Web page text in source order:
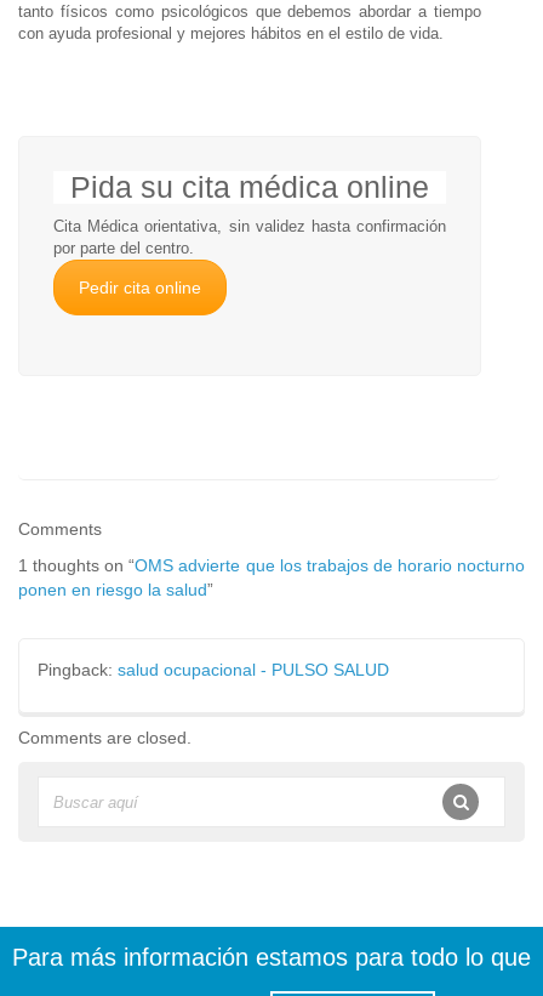
tanto físicos como psicológicos que debemos abordar a tiempo
con ayuda profesional y mejores hábitos en el estilo de vida.
Pida su cita médica online
Cita Médica orientativa, sin validez hasta confirmación
por parte del centro.
Pedir cita online
Comments
1 thoughts on “OMS advierte que los trabajos de horario nocturno
ponen en riesgo la salud”
Pingback: salud ocupacional - PULSO SALUD
Comments are closed.
Para más información estamos para todo lo que